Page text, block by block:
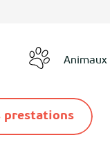
Animaux
prestations